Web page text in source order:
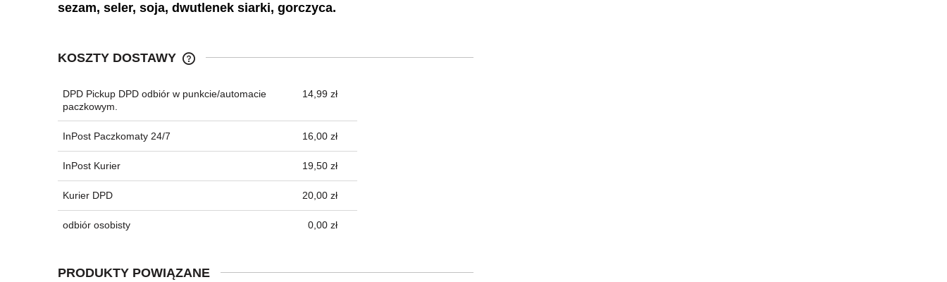
sezam, seler, soja, dwutlenek siarki, gorczyca.
KOSZTY DOSTAWY
CENA NIE ZAWIERA EWENTUALNYCH
DPD Pickup DPD odbiór w punkcie/automacie
paczkowym.
14,99 zł
InPost Paczkomaty 24/7 16,00 zł
InPost Kurier 19,50 zł
Kurier DPD 20,00 zł
odbiór osobisty 0,00 zł
PRODUKTY POWIĄZANE